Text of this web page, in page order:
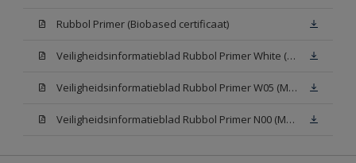
Rubbol Primer (Biobased certificaat)
Veiligheidsinformatieblad Rubbol Primer White (MSDS)
Veiligheidsinformatieblad Rubbol Primer W05 (MSDS)
Veiligheidsinformatieblad Rubbol Primer N00 (MSDS)